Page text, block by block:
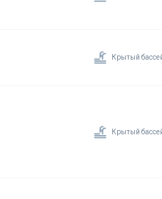
Крытый
Крытый